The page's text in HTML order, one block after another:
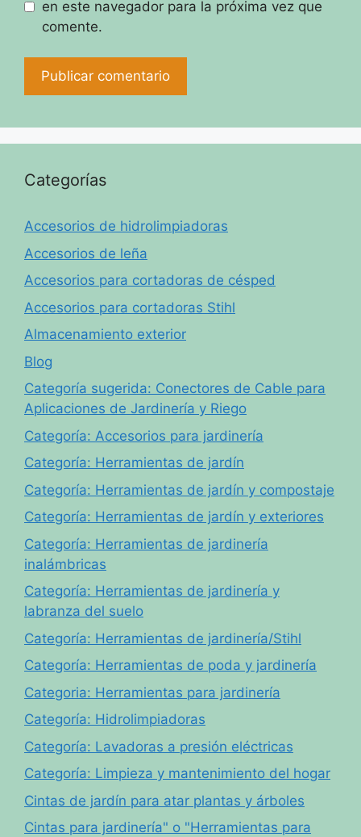
en este navegador para la próxima vez que
comente.
Categorías
Accesorios de hidrolimpiadoras
Accesorios de leña
Accesorios para cortadoras de césped
Accesorios para cortadoras Stihl
Almacenamiento exterior
Blog
Categoría sugerida: Conectores de Cable para
Aplicaciones de Jardinería y Riego
Categoría: Accesorios para jardinería
Categoría: Herramientas de jardín
Categoría: Herramientas de jardín y compostaje
Categoría: Herramientas de jardín y exteriores
Categoría: Herramientas de jardinería
inalámbricas
Categoría: Herramientas de jardinería y
labranza del suelo
Categoría: Herramientas de jardinería/Stihl
Categoría: Herramientas de poda y jardinería
Categoria: Herramientas para jardinería
Categoría: Hidrolimpiadoras
Categoría: Lavadoras a presión eléctricas
Categoría: Limpieza y mantenimiento del hogar
Cintas de jardín para atar plantas y árboles
Cintas para jardinería" o "Herramientas para